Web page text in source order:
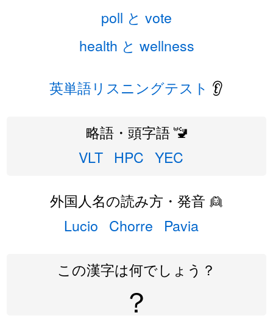
poll と vote
health と wellness
英単語リスニングテスト 👂
略語・頭字語 🚾
VLT HPC YEC
外国人名の読み方・発音 👱
Lucio Chorre Pavia
この漢字は何でしょう？
？